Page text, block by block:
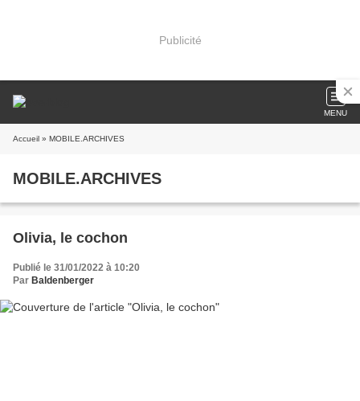
Publicité
MENU
Accueil » MOBILE.ARCHIVES
MOBILE.ARCHIVES
Olivia, le cochon
Publié le 31/01/2022 à 10:20
Par Baldenberger